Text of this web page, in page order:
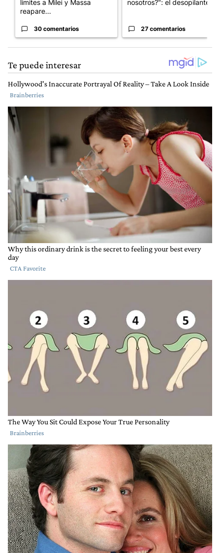
límites a Milei y Massa
reapare...
30 comentarios
nosotros?": el desopilante ...
27 comentarios